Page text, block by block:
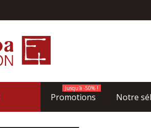
Promotions
Jusqu'à -50% !
Notre